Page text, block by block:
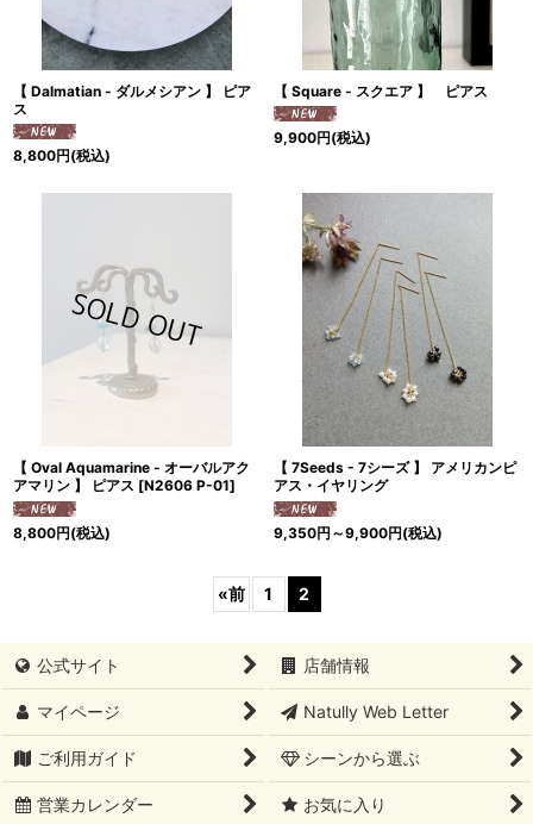
【 Dalmatian - ダルメシアン 】 ピア
ス
8,800円(税込)
【 Square - スクエア 】 ピアス
9,900円(税込)
【 Oval Aquamarine - オーバルアク
アマリン 】 ピアス [N2606 P-01]
8,800円(税込)
【 7Seeds - 7シーズ 】 アメリカンピ
アス・イヤリング
9,350円 ～9,900円(税込)
«前 1 2
公式サイト 店舗情報
マイページ Natully Web Letter
ご利用ガイド シーンから選ぶ
営業カレンダー お気に入り